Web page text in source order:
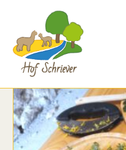
springen2022 > April